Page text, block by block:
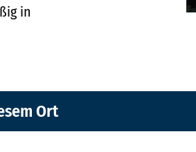
in
Ort